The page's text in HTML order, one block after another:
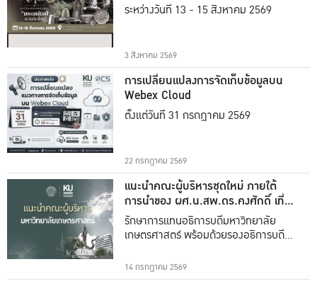
ระหว่างวันที่ 13 - 15 สิงหาคม 2569
3 สิงหาคม 2569
การเปลี่ยนแปลงการจัดเก็บข้อมูลบน
Webex Cloud
ตั้งแต่วันที่ 31 กรกฎาคม 2569
22 กรกฎาคม 2569
แนะนำคณะผู้บริหารชุดใหม่ ภายใต้
การนำของ ผศ.น.สพ.ดร.คงศักดิ์ เที่ยง
ธรรม
รักษาการแทนอธิการบดีมหาวิทยาลัย
เกษตรศาสตร์ พร้อมด้วยรองอธิการบดีทั้ง
14 กรกฎาคม 2569